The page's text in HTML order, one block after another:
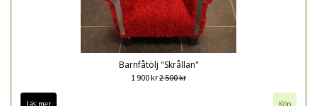
Barnfåtölj "Skrållan"
1 900 kr2 500 kr